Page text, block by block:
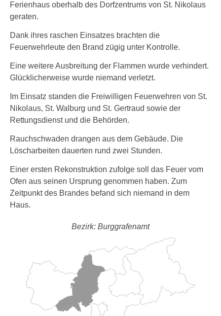
Ferienhaus oberhalb des Dorfzentrums von St. Nikolaus
geraten.
Dank ihres raschen Einsatzes brachten die
Feuerwehrleute den Brand zügig unter Kontrolle.
Eine weitere Ausbreitung der Flammen wurde verhindert.
Glücklicherweise wurde niemand verletzt.
Im Einsatz standen die Freiwilligen Feuerwehren von St.
Nikolaus, St. Walburg und St. Gertraud sowie der
Rettungsdienst und die Behörden.
Rauchschwaden drangen aus dem Gebäude. Die
Löscharbeiten dauerten rund zwei Stunden.
Einer ersten Rekonstruktion zufolge soll das Feuer vom
Ofen aus seinen Ursprung genommen haben. Zum
Zeitpunkt des Brandes befand sich niemand in dem
Haus.
Bezirk: Burggrafenamt